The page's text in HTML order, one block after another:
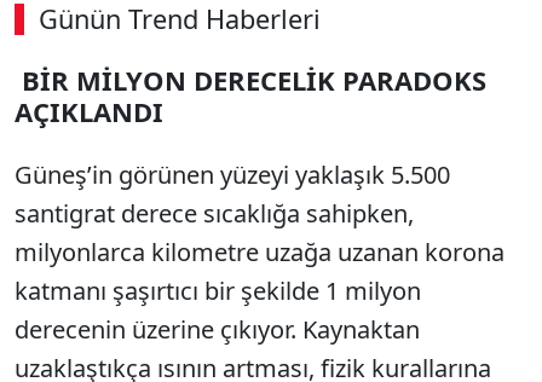
Günün Trend Haberleri
00:02 / 02:14
Sesi Aç
BİR MİLYON DERECELİK PARADOKS
AÇIKLANDI
Güneş’in görünen yüzeyi yaklaşık 5.500
santigrat derece sıcaklığa sahipken,
milyonlarca kilometre uzağa uzanan korona
katmanı şaşırtıcı bir şekilde 1 milyon
derecenin üzerine çıkıyor. Kaynaktan
uzaklaştıkça ısının artması, fizik kurallarına